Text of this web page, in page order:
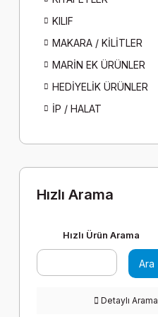
KILIF
MAKARA / KİLİTLER
MARİN EK ÜRÜNLER
HEDİYELİK ÜRÜNLER
İP / HALAT
Hızlı Arama
Hızlı Ürün Arama
Ara
Detaylı Arama